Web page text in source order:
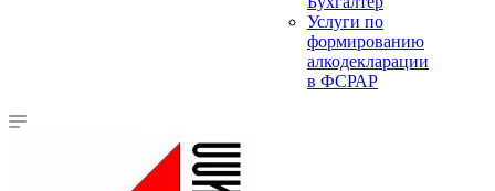
Услуги по
формированию
алкодекларации
в ФСРАР